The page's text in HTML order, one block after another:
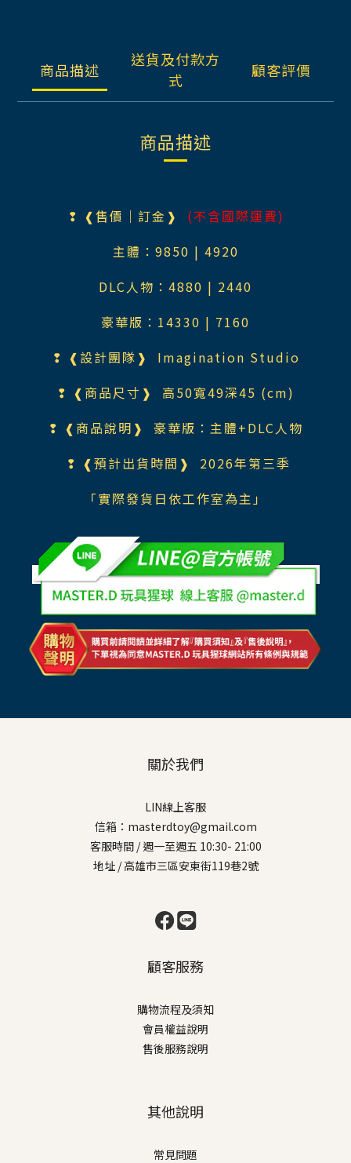
商品描述
送貨及付款方
式
顧客評價
商品描述
❢ ❰售價｜訂金❱
(不含國際運費)
主體：9850 | 4920
DLC人物：4880 | 2440
豪華版： 14330 | 7160
❢ ❰設計團隊❱ Imagination Studio
❢ ❰商品尺寸❱ 高50寬49深45 (cm)
❢ ❰商品說明❱ 豪華版：主體+DLC人物
❢ ❰預計出貨時間❱ 2026年第三季
「實際發貨日依工作室為主」
關於我們
LIN線上客服
信箱：masterdtoy@gmail.com
客服時間 / 週一至週五 10:30- 21:00
地址 / 高雄市三區安東街119巷2號
顧客服務
購物流程及須知
會員權益說明
售後服務說明
其他說明
常見問題